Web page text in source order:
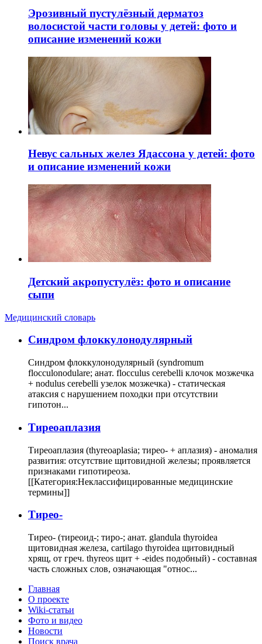
Эрозивный пустулёзный дерматоз
волосистой части головы у детей: фото и
описание изменений кожи
Невус сальных желез Ядассона у детей: фото
и описание изменений кожи
Детский акропустулёз: фото и описание
сыпи
Медицинский словарь
Cиндром флоккулонодулярный
Синдром флоккулонодулярный (syndromum
flocculonodulare; анат. flocculus cerebelli клочок мозжечка
+ nodulus cerebelli узелок мозжечка) - статическая
атаксия с нарушением походки при отсутствии
гипотон...
Тиреоаплазия
Тиреоаплазия (thyreoaplasia; тирео- + аплазия) - аномалия
развития: отсутствие щитовидной железы; проявляется
признаками гипотиреоза.
[[Категория:Неклассифицированные медицинские
термины]]
Тирео-
Тирео- (тиреоид-; тиро-; анат. glandula thyroidea
щитовидная железа, cartilago thyroidea щитовидный
хрящ, от греч. thyreos щит + -eides подобный) - составная
часть сложных слов, означающая "относ...
Главная
О проекте
Wiki-статьи
Фото и видео
Новости
Поиск врача